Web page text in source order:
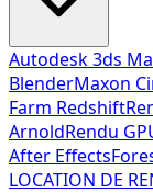
Autodesk 3ds
BlenderMaxon
Farm Redshift
ArnoldRendu
After Effects
LOCATION DE